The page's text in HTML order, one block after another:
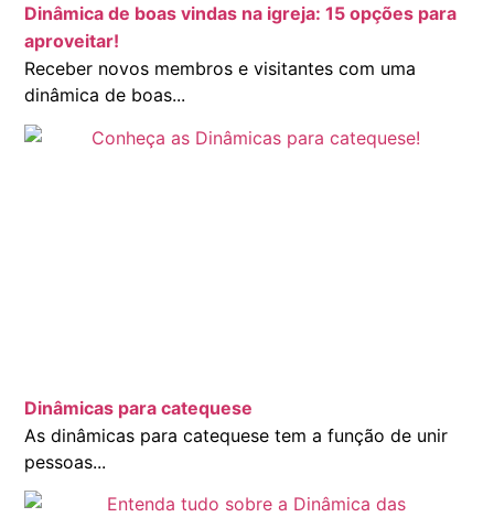
Dinâmica de boas vindas na igreja: 15 opções para
aproveitar!
Receber novos membros e visitantes com uma
dinâmica de boas...
Dinâmicas para catequese
As dinâmicas para catequese tem a função de unir
pessoas...